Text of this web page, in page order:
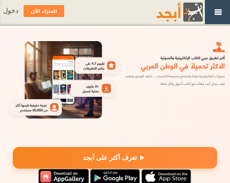
تعرف أكثر على أبجد
اشترك الآن دخول